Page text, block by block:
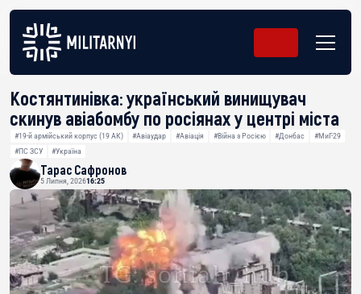
Костянтинівка: український винищувач
скинув авіабомбу по росіянах у центрі міста
#19-й армійський корпус (19 АК) #Авіаудар #Авіація #Війна з Росією #Донбас
#МиГ-29
#ПС ЗСУ
#Україна
Тарас Сафронов
5 Липня, 202616:25